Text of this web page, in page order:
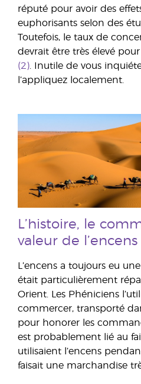
réputé pour avoir des
euphorisants selon des
Toutefois, le taux de
devrait être très élevé
(2) . Inutile de vous
l’appliquez localement.
L’histoire, le
valeur de l’encens
L’encens a toujours eu
était particulièrement
Orient. Les Phéniciens
commercer, transporté
pour honorer les
est probablement lié au
utilisaient l’encens
faisait une marchandise